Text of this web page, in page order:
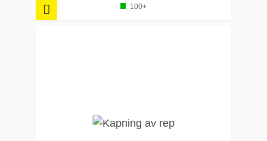
100+